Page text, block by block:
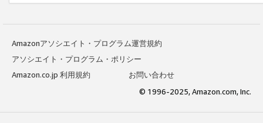
Amazonアソシエイト・プログラム運営規約
アソシエイト・プログラム・ポリシー
Amazon.co.jp 利用規約
お問い合わせ
© 1996-2025, Amazon.com, Inc.